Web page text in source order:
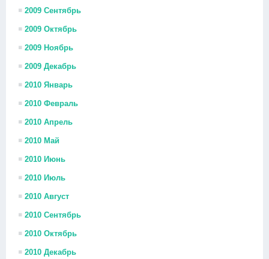
2009 Сентябрь
2009 Октябрь
2009 Ноябрь
2009 Декабрь
2010 Январь
2010 Февраль
2010 Апрель
2010 Май
2010 Июнь
2010 Июль
2010 Август
2010 Сентябрь
2010 Октябрь
2010 Декабрь